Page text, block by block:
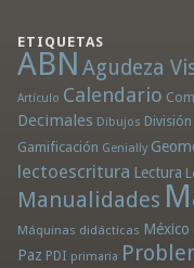
ETIQUETAS
ABN Agudeza
Artículo Calendario
Decimales Dibujos
Gamificación Genially
lectoescritura Lectura
Manualidades
Máquinas didácticas México
Paz PDI primaria